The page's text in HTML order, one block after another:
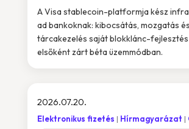
A Visa stablecoin-platformja kész
ad bankoknak: kibocsátás, mozgatás és
tárcakezelés saját blokklánc-fejlesztés
elsőként zárt béta üzemmódban.
2026.07.20.
Elektronikus fizetés Hírmagyarázat